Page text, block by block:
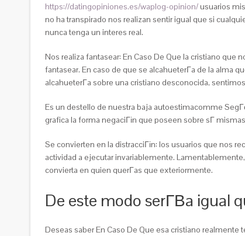
https://datingopiniones.es/waplog-opinion/usuarios
no ha transpirado nos realizan sentir igual que si
nunca tenga un interes real.
Nos realiza fantasear: En Caso De Que la cristiano
fantasear. En caso de que se alcahueterГ­a de la alma
alcahueterГ­a sobre una cristiano desconocida,
Es un destello de nuestra baja autoestimacomme
grafica la forma negaciГіn que poseen sobre sГ­
Se convierten en la distracciГіn: los usuarios que nos
actividad a ejecutar invariablemente.
convierta en quien querГ­as que exteriormente.
De este modo serГ­В­a igual
Deseas saber En Caso De Que esa cristiano realmente